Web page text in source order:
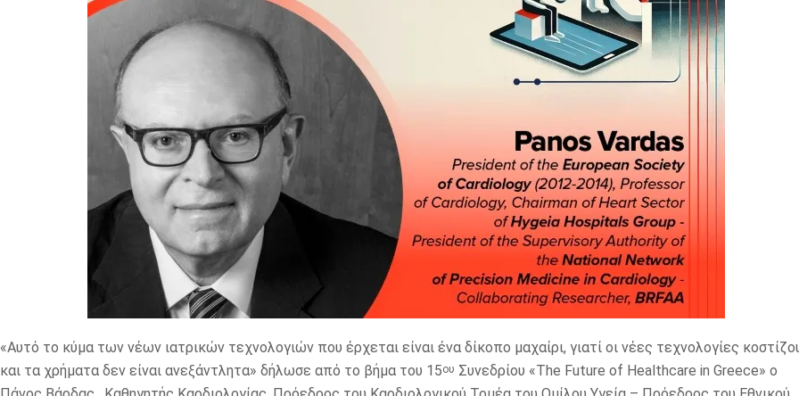
«Αυτό το κύμα των νέων ιατρικών τεχνολογιών που έρχεται είναι ένα δίκοπο μαχαίρι, γιατί οι νέες τεχνολογίες
και τα χρήματα δεν είναι ανεξάντλητα» δήλωσε από το βήμα του 15ου Συνεδρίου «The Future of Healthcare in Greece» o